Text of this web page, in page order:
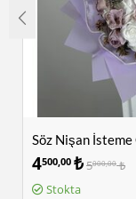
Söz Nişan İsteme
4500,00 ₺5000,00 ₺
Stokta